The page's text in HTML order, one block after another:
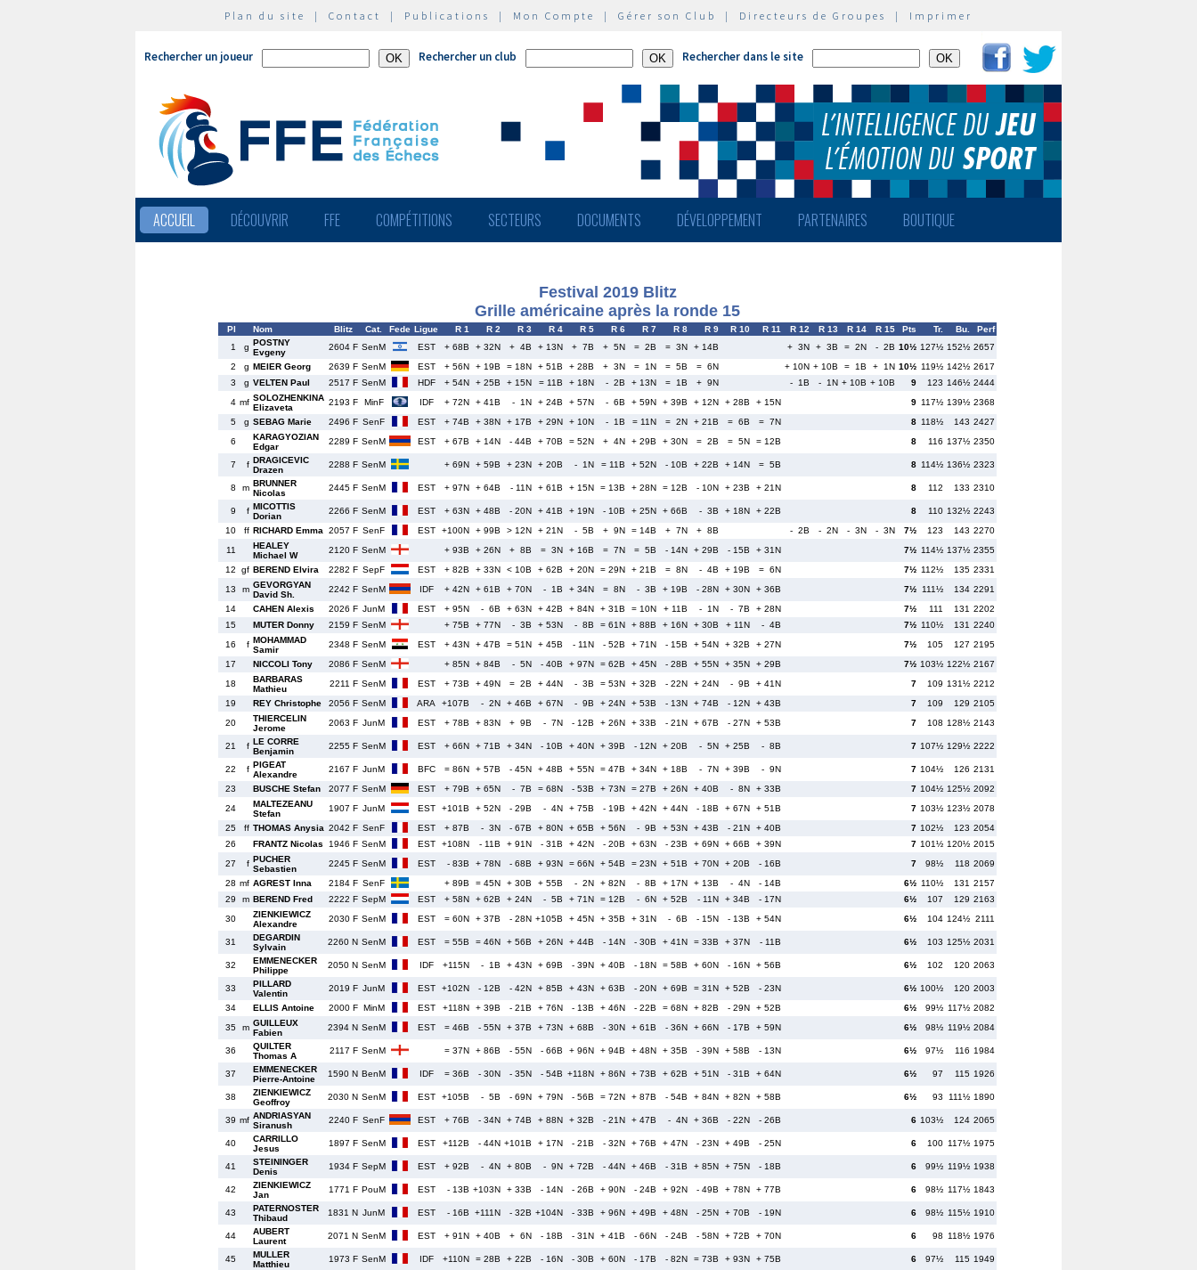
Plan du site | Contact | Publications | Mon Compte | Gérer son Club | Directeurs de Groupes | Imprimer
Rechercher un joueur Rechercher un club Rechercher dans le site
ACCUEIL DÉCOUVRIR FFE COMPÉTITIONS SECTEURS DOCUMENTS DÉVELOPPEMENT PARTENAIRES BOUTIQUE
Festival 2019 Blitz
Grille américaine après la ronde 15
Pl Nom Blitz Cat. Fede Ligue R 1 R 2 R 3 R 4 R 5 R 6 R 7 R 8 R 9 R 10 R 11 R 12 R 13 R 14 R 15 Pts Tr. Bu.
Perf
1
g POSTNY
Evgeny
2604 F SenM EST + 68B + 32N + 4B + 13N + 7B + 5N = 2B = 3N + 14B + 3N + 3B = 2N - 2B 10½ 127½ 152½ 2657
2
g MEIER Georg 2639 F SenM EST + 56N + 19B = 18N + 51B + 28B + 3N = 1N = 5B = 6N + 10N + 10B = 1B + 1N 10½ 119½ 142½ 2617
3
g VELTEN Paul 2517 F SenM HDF + 54N + 25B + 15N = 11B + 18N - 2B + 13N = 1B + 9N - 1B - 1N + 10B + 10B 9 123 146½ 2444
4 mf SOLOZHENKINA
Elizaveta
2193 F MinF IDF + 72N + 41B - 1N + 24B + 57N - 6B + 59N + 39B + 12N + 28B + 15N 9 117½ 139½ 2368
5
g SEBAG Marie 2496 F SenF EST + 74B + 38N + 17B + 29N + 10N - 1B = 11N = 2N + 21B = 6B = 7N 8 118½ 143 2427
6
KARAGYOZIAN
Edgar
2289 F SenM EST + 67B + 14N - 44B + 70B = 52N + 4N + 29B + 30N = 2B = 5N = 12B 8 116 137½ 2350
7 f DRAGICEVIC
Drazen
2288 F SenM + 69N + 59B + 23N + 20B - 1N = 11B + 52N - 10B + 22B + 14N = 5B 8 114½ 136½ 2323
8 m BRUNNER
Nicolas
2445 F SenM EST + 97N + 64B - 11N + 61B + 15N = 13B + 28N = 12B - 10N + 23B + 21N 8 112 133 2310
9 f MICOTTIS
Dorian
2266 F SenM EST + 63N + 48B - 20N + 41B + 19N - 10B + 25N + 66B - 3B + 18N + 22B 8 110 132½ 2243
10
ff RICHARD Emma 2057 F SenF EST +100N + 99B > 12N + 21N - 5B + 9N = 14B + 7N + 8B - 2B - 2N - 3N - 3N 7½ 123 143 2270
11
HEALEY
Michael W
2120 F SenM + 93B + 26N + 8B = 3N + 16B = 7N = 5B - 14N + 29B - 15B + 31N 7½ 114½ 137½ 2355
12
gf BEREND Elvira 2282 F SepF EST + 82B + 33N < 10B + 62B + 20N = 29N + 21B = 8N - 4B + 19B = 6N 7½ 112½ 135 2331
13
m GEVORGYAN
David Sh.
2242 F SenM IDF + 42N + 61B + 70N - 1B + 34N = 8N - 3B + 19B - 28N + 30N + 36B 7½ 111½ 134 2291
14
CAHEN Alexis 2026 F JunM EST + 95N - 6B + 63N + 42B + 84N + 31B = 10N + 11B - 1N - 7B + 28N 7½ 111 131 2202
15
MUTER Donny 2159 F SenM + 75B + 77N - 3B + 53N - 8B = 61N + 88B + 16N + 30B + 11N - 4B 7½ 110½ 131 2240
16
f MOHAMMAD
Samir
2348 F SenM EST + 43N + 47B = 51N + 45B - 11N - 52B + 71N - 15B + 54N + 32B + 27N 7½ 105 127 2195
17
NICCOLI Tony 2086 F SenM + 85N + 84B - 5N - 40B + 97N = 62B + 45N - 28B + 55N + 35N + 29B 7½ 103½ 122½ 2167
18
BARBARAS
Mathieu
2211 F SenM EST + 73B + 49N = 2B + 44N - 3B = 53N + 32B - 22N + 24N - 9B + 41N 7 109 131½ 2212
19
REY Christophe 2056 F SenM ARA +107B - 2N + 46B + 67N - 9B + 24N + 53B - 13N + 74B - 12N + 43B 7 109 129 2105
20
THIERCELIN
Jerome
2063 F JunM EST + 78B + 83N + 9B - 7N - 12B + 26N + 33B - 21N + 67B - 27N + 53B 7 108 128½ 2143
21 f LE CORRE
Benjamin
2255 F SenM EST + 66N + 71B + 34N - 10B + 40N + 39B - 12N + 20B - 5N + 25B - 8B 7 107½ 129½ 2222
22 f PIGEAT
Alexandre
2167 F JunM BFC = 86N + 57B - 45N + 48B + 55N = 47B + 34N + 18B - 7N + 39B - 9N 7 104½ 126 2131
23
BUSCHE Stefan 2077 F SenM EST + 79B + 65N - 7B = 68N - 53B + 73N = 27B + 26N + 40B - 8N + 33B 7 104½ 125½ 2092
24
MALTEZEANU
Stefan
1907 F JunM EST +101B + 52N - 29B - 4N + 75B - 19B + 42N + 44N - 18B + 67N + 51B 7 103½ 123½ 2078
25
ff THOMAS Anysia 2042 F SenF EST + 87B - 3N - 67B + 80N + 65B + 56N - 9B + 53N + 43B - 21N + 40B 7 102½ 123 2054
26
FRANTZ Nicolas 1946 F SenM EST +108N - 11B + 91N - 31B + 42N - 20B + 63N - 23B + 69N + 66B + 39N 7 101½ 120½ 2015
27
f PUCHER
Sebastien
2245 F SenM EST - 83B + 78N - 68B + 93N = 66N + 54B = 23N + 51B + 70N + 20B - 16B 7 98½ 118 2069
28 mf AGREST Inna 2184 F SenF + 89B = 45N + 30B + 55B - 2N + 82N - 8B + 17N + 13B - 4N - 14B 6½ 110½ 131 2157
29
m BEREND Fred 2222 F SepM EST + 58N + 62B + 24N - 5B + 71N = 12B - 6N + 52B - 11N + 34B - 17N 6½ 107 129 2163
30
ZIENKIEWICZ
Alexandre
2030 F SenM EST = 60N + 37B - 28N +105B + 45N + 35B + 31N - 6B - 15N - 13B + 54N 6½ 104 124½ 2111
31
DEGARDIN
Sylvain
2260 N SenM EST = 55B = 46N + 56B + 26N + 44B - 14N - 30B + 41N = 33B + 37N - 11B 6½ 103 125½ 2031
32
EMMENECKER
Philippe
2050 N SenM IDF +115N - 1B + 43N + 69B - 39N + 40B - 18N = 58B + 60N - 16N + 56B 6½ 102 120 2063
33
PILLARD
Valentin
2019 F JunM EST +102N - 12B - 42N + 85B + 43N + 63B - 20N + 69B = 31N + 52B - 23N 6½ 100½ 120 2003
34
ELLIS Antoine 2000 F MinM EST +118N + 39B - 21B + 76N - 13B + 46N - 22B = 68N + 82B - 29N + 52B 6½ 99½ 117½ 2082
35
m GUILLEUX
Fabien
2394 N SenM EST = 46B - 55N + 37B + 73N + 68B - 30N + 61B - 36N + 66N - 17B + 59N 6½ 98½ 119½ 2084
36
QUILTER
Thomas A
2117 F SenM = 37N + 86B - 55N - 66B + 96N + 94B + 48N + 35B - 39N + 58B - 13N 6½ 97½ 116 1984
37
EMMENECKER
Pierre-Antoine
1590 N BenM IDF = 36B - 30N - 35N - 54B +118N + 86N + 73B + 62B + 51N - 31B + 64N 6½ 97 115 1926
38
ZIENKIEWICZ
Geoffroy
2030 N SenM EST +105B - 5B - 69N + 79N - 56B = 72N + 87B - 54B + 84N + 82N + 58B 6½ 93 111½ 1890
39 mf ANDRIASYAN
Siranush
2240 F SenF EST + 76B - 34N + 74B + 88N + 32B - 21N + 47B - 4N + 36B - 22N - 26B 6 103½ 124 2065
40
CARRILLO
Jesus
1897 F SenM EST +112B - 44N +101B + 17N - 21B - 32N + 76B + 47N - 23N + 49B - 25N 6 100 117½ 1975
41
STEININGER
Denis
1934 F SepM EST + 92B - 4N + 80B - 9N + 72B - 44N + 46B - 31B + 85N + 75N - 18B 6 99½ 119½ 1938
42
ZIENKIEWICZ
Jan
1771 F PouM EST - 13B +103N + 33B - 14N - 26B + 90N - 24B + 92N - 49B + 78N + 77B 6 98½ 117½ 1843
43
PATERNOSTER
Thibaud
1831 N JunM EST - 16B +111N - 32B +104N - 33B + 96N + 49B + 48N - 25N + 70B - 19N 6 98½ 115½ 1910
44
AUBERT
Laurent
2071 N SenM EST + 91N + 40B + 6N - 18B - 31N + 41B - 66N - 24B - 58N + 72B + 70N 6 98 118½ 1976
45
MULLER
Matthieu
1973 F SenM IDF +110N = 28B + 22B - 16N - 30B + 60N - 17B - 82N = 73B + 93N + 75B 6 97½ 115 1949